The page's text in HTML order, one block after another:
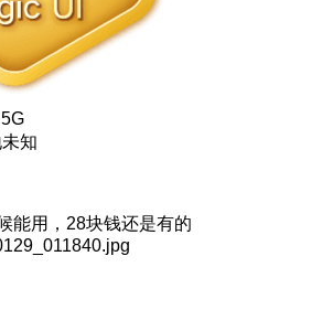
知
能用，28块钱还是有的